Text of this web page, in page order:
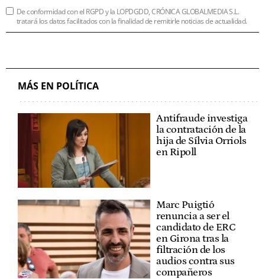
De conformidad con el RGPD y la LOPDGDD, CRÓNICA GLOBALMEDIA S.L.
tratará los datos facilitados con la finalidad de remitirle noticias de actualidad.
MÁS EN POLÍTICA
Antifraude investiga
la contratación de la
hija de Sílvia Orriols
en Ripoll
Marc Puigtió
renuncia a ser el
candidato de ERC
en Girona tras la
filtración de los
audios contra sus
compañeros